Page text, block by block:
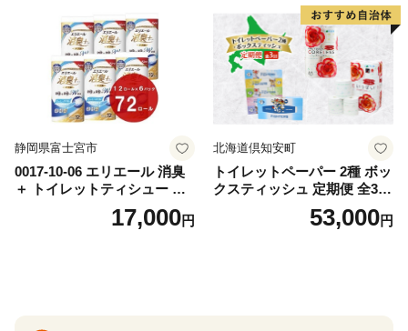
ー 消耗品 備蓄 送料無料 北海
道 倶知安町 日用品
静岡県富士宮市
0017-10-06 エリエール 消臭
＋ トイレットティシュー し
っかり香るフレッシュクリア
の香り ダブル 12ロール×6パ
17,000円
北海道倶知安町
トイレットペーパー 2種 ボッ
クスティッシュ 定期便 全3
回 日本製 まとめ買い 防災
常備品 日用雑貨 消耗品 生活
53,000円